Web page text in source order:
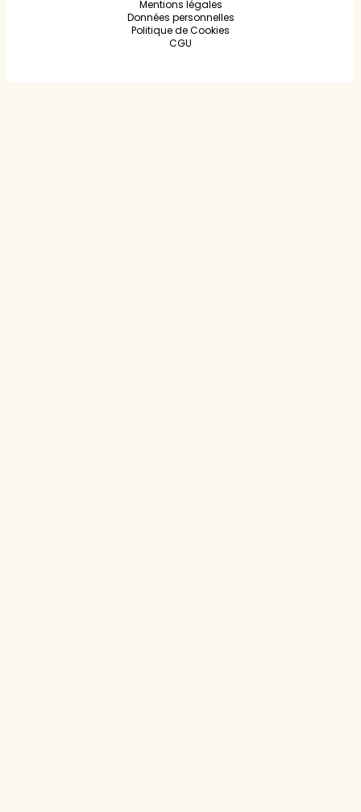
Mentions légales
Données personnelles
Politique de Cookies
CGU